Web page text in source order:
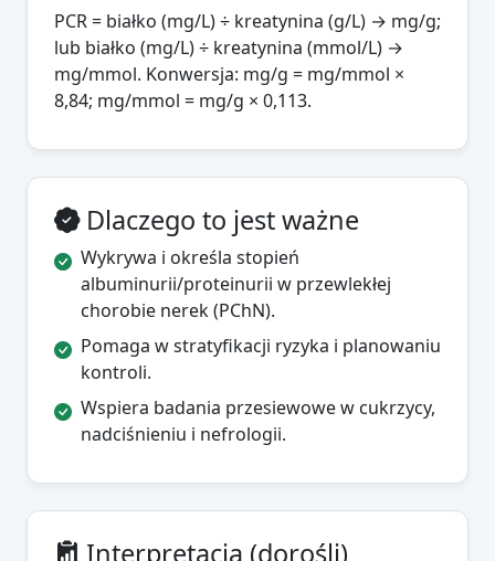
PCR = białko (mg/L) ÷ kreatynina (g/L) → mg/g;
lub białko (mg/L) ÷ kreatynina (mmol/L) →
mg/mmol. Konwersja: mg/g = mg/mmol ×
8,84; mg/mmol = mg/g × 0,113.
Dlaczego to jest ważne
Wykrywa i określa stopień
albuminurii/proteinurii w przewlekłej
chorobie nerek (PChN).
Pomaga w stratyfikacji ryzyka i planowaniu
kontroli.
Wspiera badania przesiewowe w cukrzycy,
nadciśnieniu i nefrologii.
Interpretacja (dorośli)